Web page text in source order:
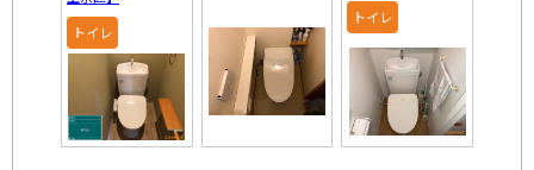
トイレ
トイレ